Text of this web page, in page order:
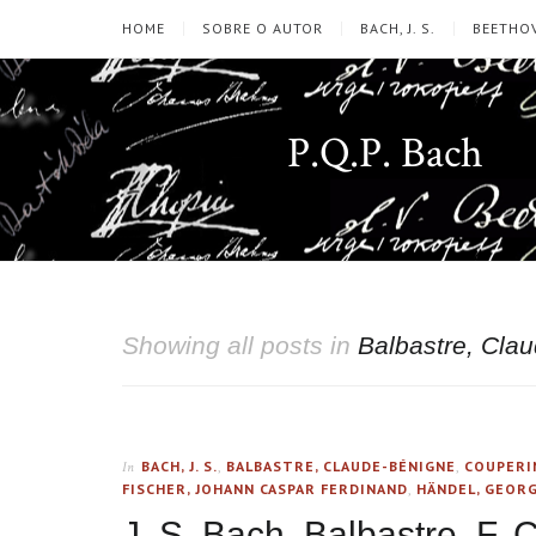
HOME SOBRE O AUTOR BACH, J. S.
P.Q.P. Bach
Showing all posts in Balbastre,
In BACH, J. S. BALBASTRE, CLAUDE-BÉNIGNE
FISCHER, JOHANN CASPAR FERDINAND HÄNDEL,